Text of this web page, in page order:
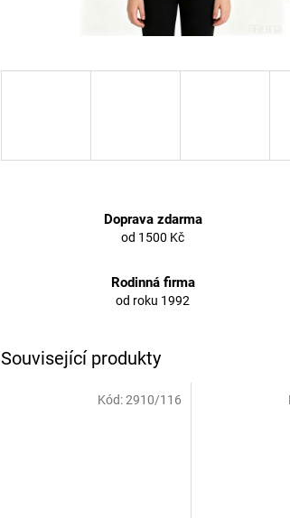
Doprava zdarma
od 1500 Kč
Rodinná firma
od roku 1992
Související produkty
Kód:2910/116